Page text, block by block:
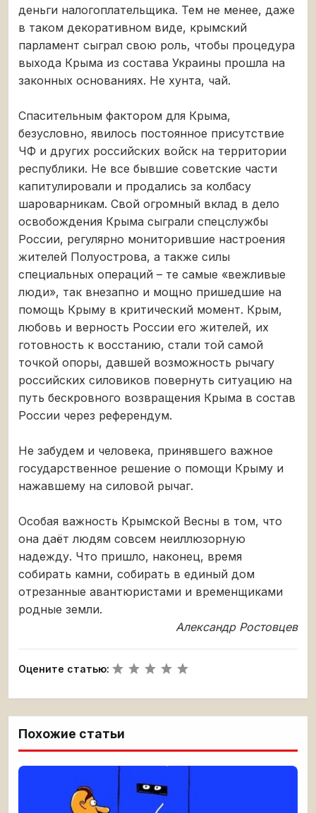
деньги налогоплательщика. Тем не менее, даже
в таком декоративном виде, крымский
парламент сыграл свою роль, чтобы процедура
выхода Крыма из состава Украины прошла на
законных основаниях. Не хунта, чай.
Спасительным фактором для Крыма,
безусловно, явилось постоянное присутствие
ЧФ и других российских войск на территории
республики. Не все бывшие советские части
капитулировали и продались за колбасу
шароварникам. Свой огромный вклад в дело
освобождения Крыма сыграли спецслужбы
России, регулярно мониторившие настроения
жителей Полуострова, а также силы
специальных операций – те самые «вежливые
люди», так внезапно и мощно пришедшие на
помощь Крыму в критический момент. Крым,
любовь и верность России его жителей, их
готовность к восстанию, стали той самой
точкой опоры, давшей возможность рычагу
российских силовиков повернуть ситуацию на
путь бескровного возвращения Крыма в состав
России через референдум.
Не забудем и человека, принявшего важное
государственное решение о помощи Крыму и
нажавшему на силовой рычаг.
Особая важность Крымской Весны в том, что
она даёт людям совсем неиллюзорную
надежду. Что пришло, наконец, время
собирать камни, собирать в единый дом
отрезанные авантюристами и временщиками
родные земли.
Александр Ростовцев
Оцените статью:
Похожие статьи